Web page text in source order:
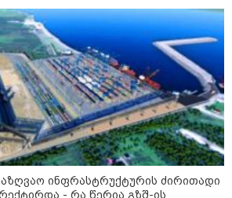
დინებიდან გამოსვლა ვეღარ
მოახერხა და წყალმა გაიტაცა
21:52 / 09-08-2026
ვინ არიან ყველა დროის
ყველაზე მაღალანაზღაურებადი
სპორტსმენები
ყველა სიახლე
ინფრასტრუქტურის ძირითადი
- რა წერია გზშ-ის